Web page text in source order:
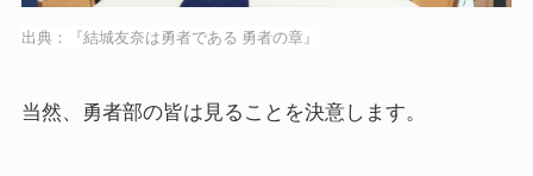
出典：『結城友奈は勇者である 勇者の章』
当然、勇者部の皆は見ることを決意します。